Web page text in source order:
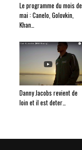
Le programme du mois de
mai : Canelo, Golovkin,
Khan…
Danny Jacobs revient de
loin et il est deter…